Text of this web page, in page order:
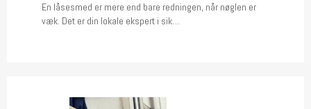
En låsesmed er mere end bare redningen, når nøglen er
væk. Det er din lokale ekspert i sik…